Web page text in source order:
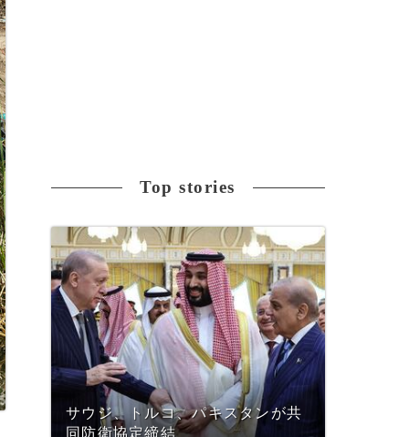
Top stories
サウジ、トルコ、パキスタンが共
同防衛協定締結